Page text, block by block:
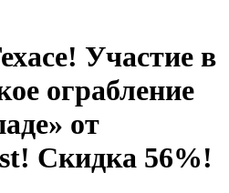
Участие в
ограбление
от
Скидка 56%!